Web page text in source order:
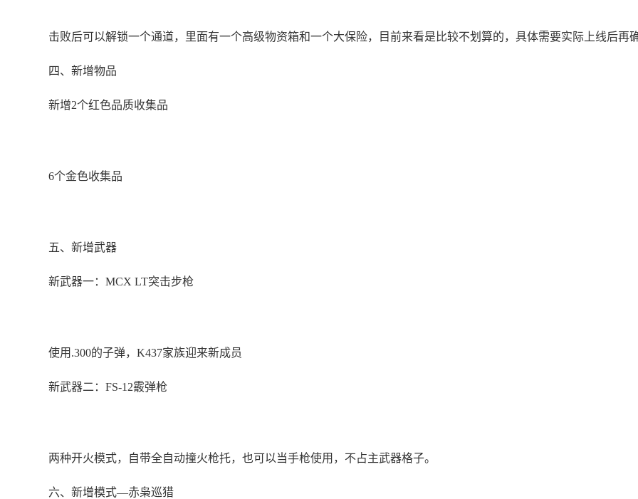
击败后可以解锁一个通道，里面有一个高级物资箱和一个大保险，目前来看是比较不划算的，具体需要实际上线后再
四、新增物品
新增2个红色品质收集品
6个金色收集品
五、新增武器
新武器一：MCX LT突击步枪
使用.300的子弹，K437家族迎来新成员
新武器二：FS-12霰弹枪
两种开火模式，自带全自动撞火枪托，也可以当手枪使用，不占主武器格子。
六、新增模式—赤枭巡猎